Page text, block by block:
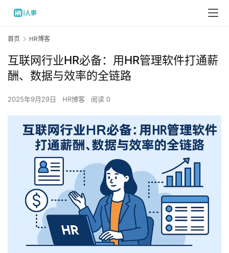
首页 HR博客
互联网行业HR必备：用HR管理软件打通薪
酬、数据与效率的全链路
2025年9月29日 HR博客 阅读 0